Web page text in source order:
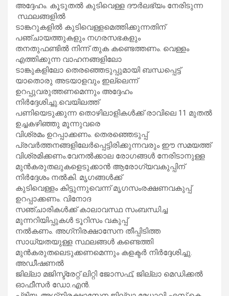
അദ്ദേഹം. കൂടുതല്‍ കുടിവെള്ള ദൗര്‍ലഭ്യം നേരിടുന്ന
സ്ഥലങ്ങളില്‍
ടാങ്കറുകളില്‍ കുടിവെള്ളമെത്തിക്കുന്നതിന്
പഞ്ചായത്തുകളും നഗരസഭകളും
തനതുഫണ്ടില്‍ നിന്ന് തുക കണ്ടെത്തണം. വെള്ളം
എത്തിക്കുന്ന വാഹനങ്ങളിലോ
ടാങ്കുകളിലോ തെരഞ്ഞെടുപ്പുമായി ബന്ധപ്പെട്ട്
യാതൊരു അടയാളവും ഇല്ലെന്ന്
ഉറപ്പുവരുത്തണമെന്നും അദ്ദേഹം
നിര്‍ദ്ദേശിച്ചു.വെയിലത്ത്
പണിയെടുക്കുന്ന തൊഴിലാളികള്‍ക്ക് രാവിലെ 11 മുതല്‍
ഉച്ചകഴിഞ്ഞു മൂന്നുവരെ
വിശ്രമം ഉറപ്പാക്കണം. തെരഞ്ഞെടുപ്പ്
പ്രവര്‍ത്തനങ്ങളിലേര്‍പ്പെട്ടിരിക്കുന്നവരും ഈ സമയത്ത്
വിശ്രമിക്കണം.വേനല്‍ക്കാല രോഗങ്ങള്‍ നേരിടാനുള്ള
മുന്‍കരുതലുകളെടുക്കാന്‍ ആരോഗ്യവകുപ്പിന്
നിര്‍ദ്ദേശം നല്‍കി. മൃഗങ്ങള്‍ക്ക്
കുടിവെള്ളം കിട്ടുന്നുവെന്ന് മൃഗസംരക്ഷണവകുപ്പ്
ഉറപ്പാക്കണം. വിനോദ
സഞ്ചാരികള്‍ക്ക് കാലാവസ്ഥ സംബന്ധിച്ച
മുന്നറിയിപ്പുകള്‍ ടൂറിസം വകുപ്പ്
നല്‍കണം. അഗ്‌നിരക്ഷാസേന തീപ്പിടിത്ത
സാധ്യതയുള്ള സ്ഥലങ്ങള്‍ കണ്ടെത്തി
മുന്‍കരുതലെടുക്കണമെന്നും കളക്ടര്‍ നിര്‍ദ്ദേശിച്ചു.
അഡീഷണല്‍
ജില്ലാ മജിസ്ട്രേറ്റ് ലിറ്റി ജോസഫ്, ജില്ലാ മെഡിക്കല്‍
ഓഫീസര്‍ ഡോ.എന്‍.